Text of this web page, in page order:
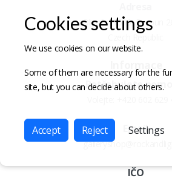
Okružní 1516, Beroun
Czech Republic
Potřebujete
Email
IČO
Cookies settings
We use cookies on our website.
Some of them are necessary for the
site, but you can decide about others.
Accept Reject Settings